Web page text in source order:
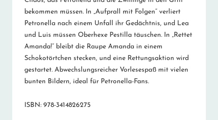
bekommen müssen. In „Aufprall mit Folgen“ verliert
Petronella nach einem Unfall ihr Gedächtnis, und Lea
und Luis müssen Oberhexe Pestilla täuschen. In „Rettet
Amanda!“ bleibt die Raupe Amanda in einem
Schokotörtchen stecken, und eine Rettungsaktion wird
gestartet. Abwechslungsreicher Vorlesespaß mit vielen
bunten Bildern, ideal für Petronella-Fans.
ISBN: 978-3414826275